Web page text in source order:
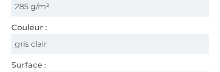
285 g/m²
Couleur :
gris clair
Surface :